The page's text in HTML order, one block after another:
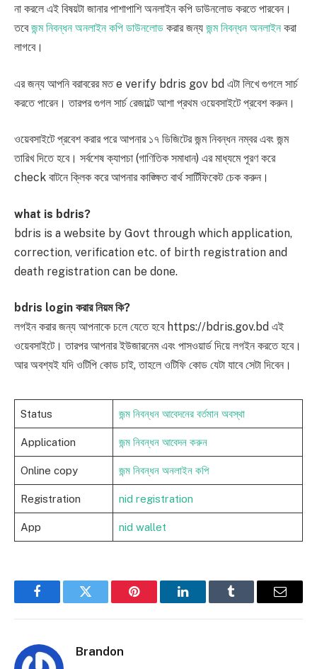
না করলে এই বিষয়টা জানার পাশাপাশি অনলাইন কপি ডাউনলোড করতে পারবেন।
তবেজন্ম নিবন্ধন অনলাইন কপি ডাউনলোড করার জন্য জন্ম নিবন্ধন অনলাইন করা
লাগবে।
এর জন্য আপনি বরাবরের মত e verify bdris gov bd এটা লিখে গুগলে সার্চ
করতে পারেন। তারপর গুগল সার্চ রেজাল্টে আশা প্রথম ওয়েবসাইটে প্রবেশ করুন।
ওয়েবসাইটে প্রবেশ করার পরে আপনার ১৭ ডিজিটের জন্ম নিবন্ধন নম্বর এবং জন্ম
তারিখ দিতে হবে। সর্বশেষ ক্যাপচা (গাণিতিক সমাধান) এর মাধ্যমে পূরণ করে
check বাটনে ক্লিক করে আপনার কাঙ্ক্ষিত বার্থ সার্টিফিকেট চেক করুন।
what is bdris?
bdris is a website by Govt through which application,
correction, verification etc. of birth registration and
death registration can be done.
bdris login করার নিয়ম কি?
লগইন করার জন্য আপনাকে চলে যেতে হবে https://bdris.gov.bd এই
ওয়েবসাইটে। তারপর আপনার ইউজারনেম এবং পাসওয়ার্ড দিয়ে লগইন করতে হবে।
আর অবশ্যই যদি ওটিপি কোড চাই, তাহলে ওটিফি কোড যেটা যাবে সেটা দিবেন।
Status জন্ম নিবন্ধন আবেদনের বর্তমান অবস্থা
Application জন্ম নিবন্ধন আবেদন করুন‌
Online copy জন্ম নিবন্ধন অনলাইন কপি
Registration nid registration
App nid wallet
FacebookTwitter Pinterest LinkedInTumblr Email
Brandon